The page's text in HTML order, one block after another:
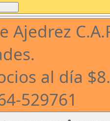
Ajedrez
al día
529761